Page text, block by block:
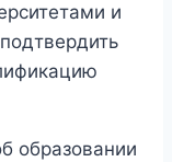
и
образовании